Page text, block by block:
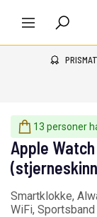
13 personer
Apple
Smartklokke,
WiFi,